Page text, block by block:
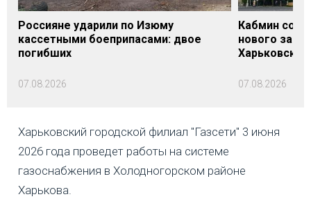
Россияне ударили по Изюму
кассетными боеприпасами: двое
погибших
07.08.2026
Кабмин
нового
07.08.2026
Харьковский городской филиал "Газсети" 3 июня
2026 года проведет работы на системе
газоснабжения в Холодногорском районе
Харькова.